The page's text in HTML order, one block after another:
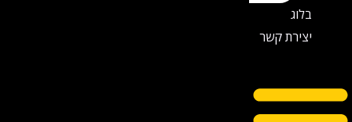
יצירת קשר